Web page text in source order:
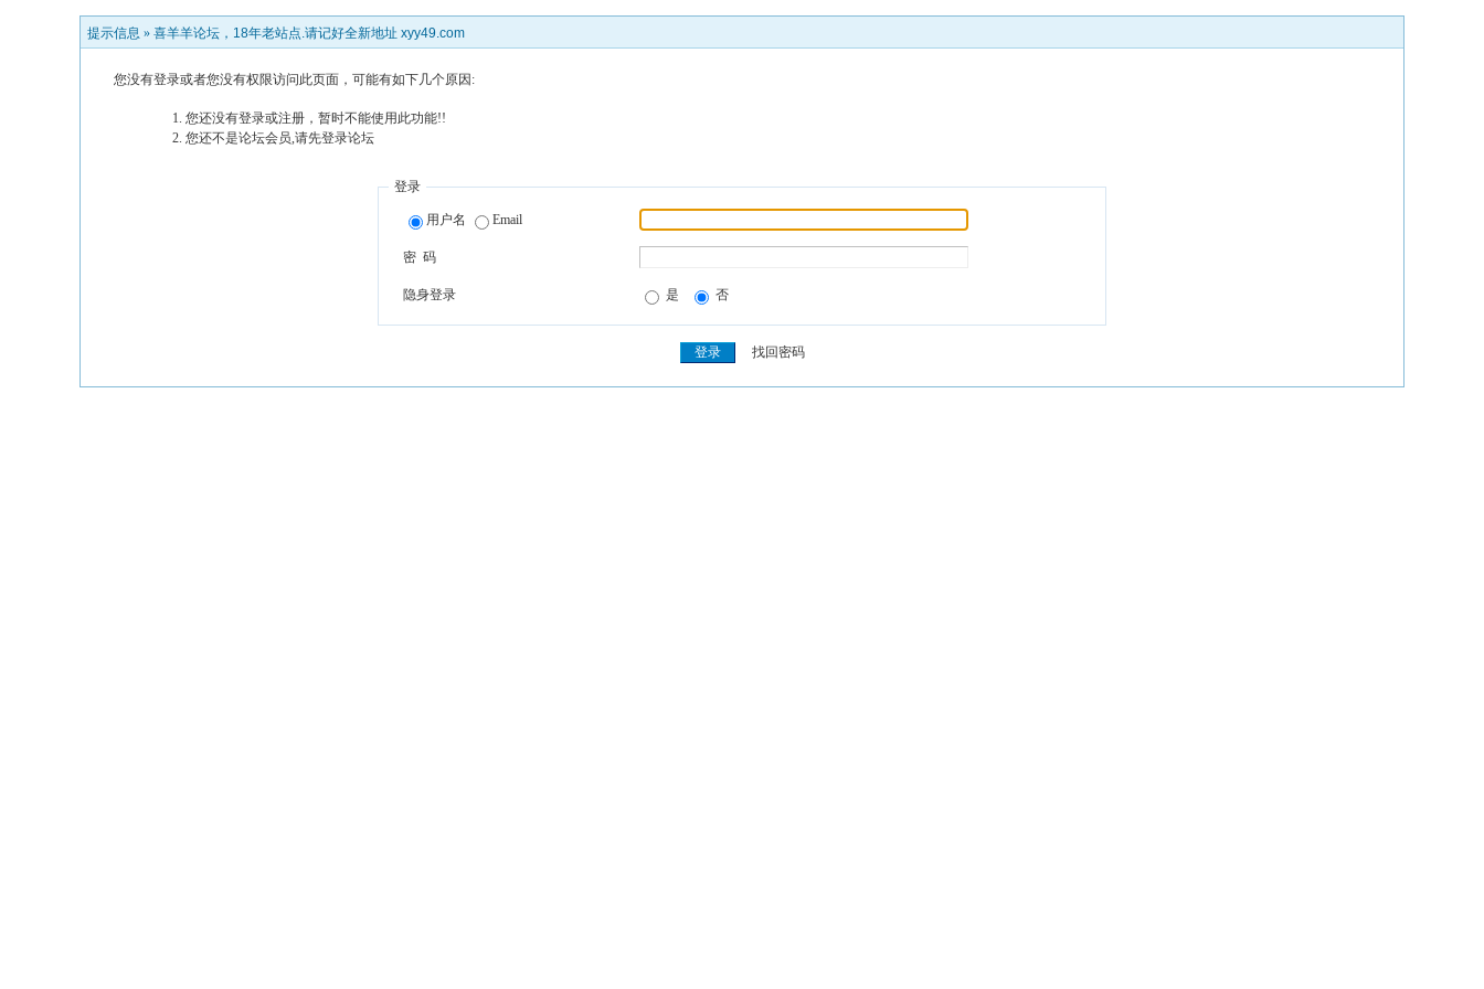
提示信息 » 喜羊羊论坛，18年老站点.请记好全新地址 xyy49.com
您没有登录或者您没有权限访问此页面，可能有如下几个原因:
您还没有登录或注册，暂时不能使用此功能!!
您还不是论坛会员,请先登录论坛
登录
用户名 Email
密 码
隐身登录 是 否
找回密码